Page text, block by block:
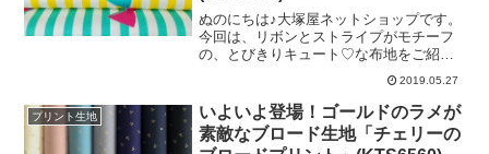
一緒に撮影した写真です。鮮やかなピン
クではなく、ほんのちょっぴりくすんだ
ピンクのストライプなのが、すてきなセ
ンスだと思います♡そういえば、以前
Instagramでこの生地写真を載せました際
に、あるコメントをいただきました。こ
の投稿をInstagramで見るこんにちは。
大塚屋ネ
ぬのにちは♪大塚屋ネットショップです。
今回は、リボンとストライプがモチーフ
の、とびきりキュート♡な布地をご紹介
いたします。＼ シンプルだけど可愛い
♪ ／耳と平行のストライプの中に、くる
くるといろんな角度でリボンが描かれて
います♡ストライプの幅は、およそ５ミ
リ程度。そして、リボン１個分の幅は、
2019.05.27
プリント生地
いよいよ登場！ゴールドのラメが
素敵なブロード生地「チェリーの